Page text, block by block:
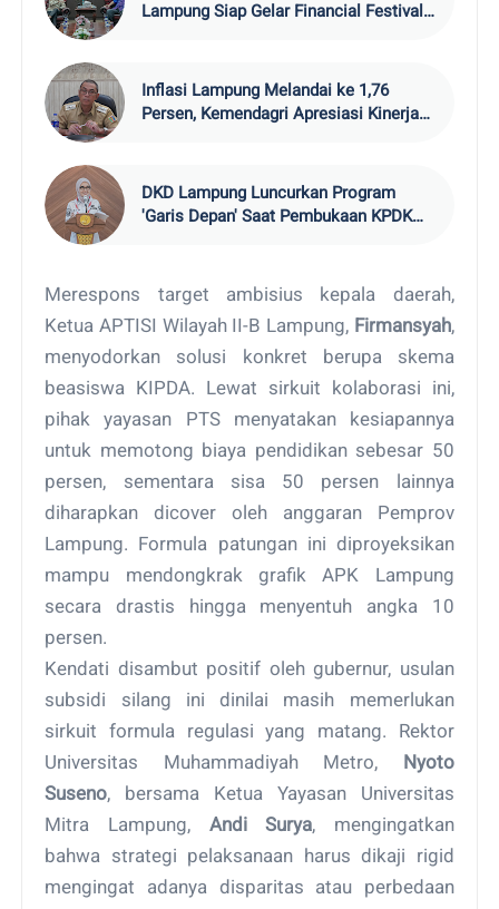
Lampung Siap Gelar Financial Festival
Inflasi Lampung Melandai ke 1,76
Persen, Kemendagri Apresiasi Kinerja
DKD Lampung Luncurkan Program
'Garis Depan' Saat Pembukaan KPDK
Merespons target ambisius kepala daerah,
Ketua APTISI Wilayah II-B Lampung, Firmansyah,
menyodorkan solusi konkret berupa skema
beasiswa KIPDA. Lewat sirkuit kolaborasi ini,
pihak yayasan PTS menyatakan kesiapannya
untuk memotong biaya pendidikan sebesar 50
persen, sementara sisa 50 persen lainnya
diharapkan dicover oleh anggaran Pemprov
Lampung. Formula patungan ini diproyeksikan
mampu mendongkrak grafik APK Lampung
secara drastis hingga menyentuh angka 10
persen.
Kendati disambut positif oleh gubernur, usulan
subsidi silang ini dinilai masih memerlukan
sirkuit formula regulasi yang matang. Rektor
Universitas Muhammadiyah Metro,
Nyoto
Suseno, bersama Ketua Yayasan Universitas
Mitra Lampung, Andi Surya, mengingatkan
bahwa strategi pelaksanaan harus dikaji rigid
mengingat adanya disparitas atau perbedaan